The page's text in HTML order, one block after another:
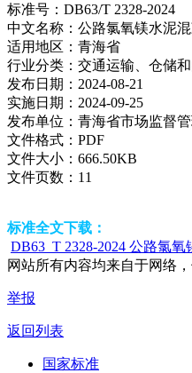
标准号： DB63/T 2328-2024
中文名称： 公路氯氧镁水泥
适用地区： 青海省
行业分类： 交通运输、仓储
发布日期： 2024-08-21
实施日期： 2024-09-25
发布单位： 青海省市场监督
文件格式： PDF
文件大小： 666.50KB
文件页数： 11
标准全文下载：
DB63_T 2328-2024 公路氯
网站所有内容均来自于网络
举报
返回列表
国家标准